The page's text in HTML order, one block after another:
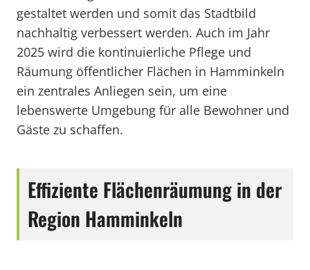
gestaltet werden und somit das Stadtbild
nachhaltig verbessert werden. Auch im Jahr
2025 wird die kontinuierliche Pflege und
Räumung öffentlicher Flächen in Hamminkeln
ein zentrales Anliegen sein, um eine
lebenswerte Umgebung für alle Bewohner und
Gäste zu schaffen.
Effiziente Flächenräumung in der
Region Hamminkeln